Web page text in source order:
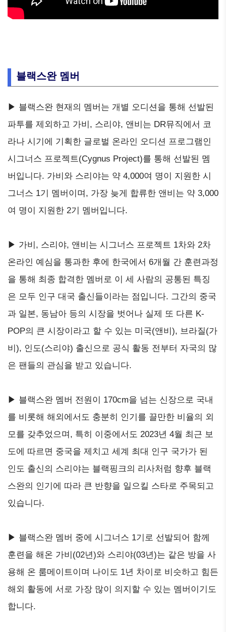
블랙스완 멤버
▶ 블랙스완 현재의 멤버는 개별 오디션을 통해 선발된
파투를 제외하고 가비, 스리야, 앤비는 DR뮤직에서 코
라나 시기에 기획한 글로벌 온라인 오디션 프로그램인
시그너스 프로젝트(Cygnus Project)를 통해 선발된 멤
버입니다. 가비와 스리야는 약 4,000여 명이 지원한 시
그너스 1기 멤버이며, 가장 늦게 합류한 앤비는 약 3,000
여 명이 지원한 2기 멤버입니다.
▶ 가비, 스리야, 앤비는 시그너스 프로젝트 1차와 2차
온라인 예심을 통과한 후에 한국에서 6개월 간 훈련과정
을 통해 최종 합격한 멤버로 이 세 사람의 공통된 특징
은 모두 인구 대국 출신들이라는 점입니다. 그간의 중국
과 일본, 동남아 등의 시장을 벗어나 실제 또 다른 K-
POP의 큰 시장이라고 할 수 있는 미국(앤비), 브라질(가
비), 인도(스리야) 출신으로 공식 활동 전부터 자국의 많
은 팬들의 관심을 받고 있습니다.
▶ 블랙스완 멤버 전원이 170cm을 넘는 신장으로 국내
를 비롯해 해외에서도 충분히 인기를 끌만한 비율의 외
모를 갖추었으며, 특히 이중에서도 2023년 4월 최근 보
도에 따르면 중국을 제치고 세계 최대 인구 국가가 된
인도 출신의 스리야는 블랙핑크의 리사처럼 향후 블랙
스완의 인기에 따라 큰 반향을 일으킬 스타로 주목되고
있습니다.
▶ 블랙스완 멤버 중에 시그너스 1기로 선발되어 함께
훈련을 해온 가비(02년)와 스리야(03년)는 같은 방을 사
용해 온 룸메이트이며 나이도 1년 차이로 비슷하고 힘든
해외 활동에 서로 가장 많이 의지할 수 있는 멤버이기도
합니다.